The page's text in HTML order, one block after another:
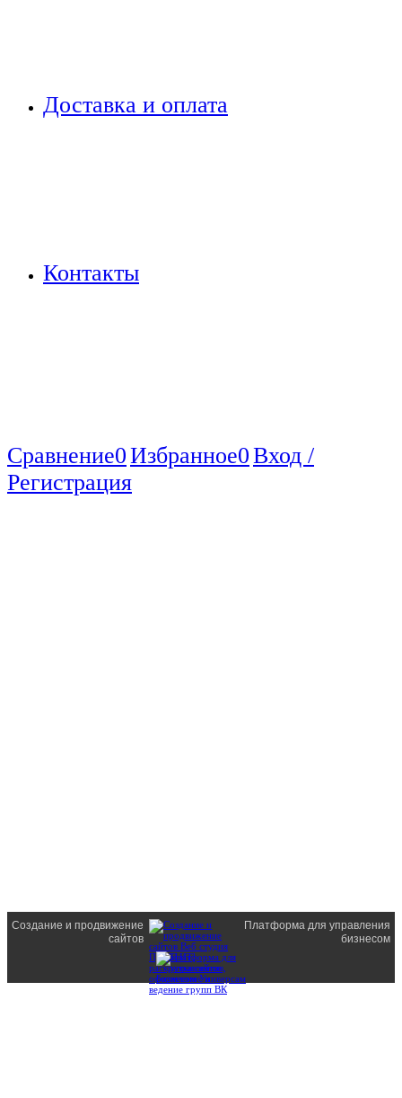
Доставка и оплата
Контакты
Сравнение0Избранное0Вход /
Регистрация
Создание и продвижение
сайтов
Платформа для управления
бизнесом